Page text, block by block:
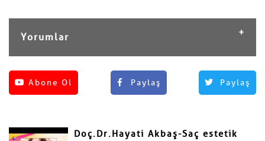
Abone Ol Paylaş Paylaş
Yorumlar
Henüz yorum yapılmamış.
Adınız ve Soyadınız
Doç.Dr.Hayati Akbaş-Saç estetik